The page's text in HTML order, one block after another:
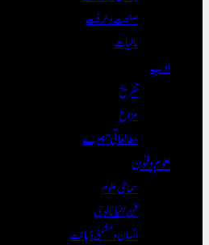
صنعت و حرفت
مالیات
ادب
تفریح
مزاح
مطالعاتی تبصرے
علوم و فنون
سماجی علوم
فن/ٹیکنالوجی
انسان و مشینی ذہانت